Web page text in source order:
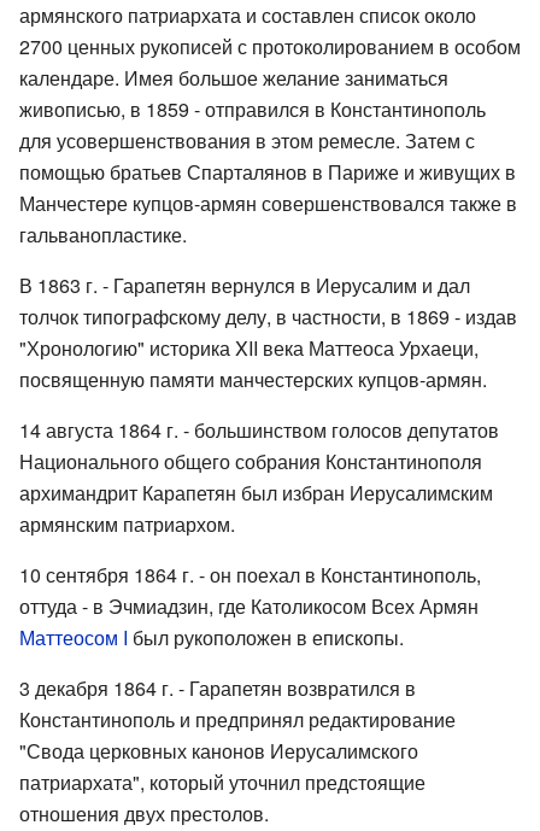
армянского патриархата и составлен список около
2700 ценных рукописей с протоколированием в особом
календаре. Имея большое желание заниматься
живописью, в 1859 - отправился в Константинополь
для усовершенствования в этом ремесле. Затем с
помощью братьев Спарталянов в Париже и живущих в
Манчестере купцов-армян совершенствовался также в
гальванопластике.
В 1863 г. - Гарапетян вернулся в Иерусалим и дал
толчок типографскому делу, в частности, в 1869 - издав
"Хронологию" историка XII века Маттеоса Урхаеци,
посвященную памяти манчестерских купцов-армян.
14 августа 1864 г. - большинством голосов депутатов
Национального общего собрания Константинополя
архимандрит Карапетян был избран Иерусалимским
армянским патриархом.
10 сентября 1864 г. - он поехал в Константинополь,
оттуда - в Эчмиадзин, где Католикосом Всех Армян
Маттеосом I был рукоположен в епископы.
3 декабря 1864 г. - Гарапетян возвратился в
Константинополь и предпринял редактирование
"Свода церковных канонов Иерусалимского
патриархата", который уточнил предстоящие
отношения двух престолов.